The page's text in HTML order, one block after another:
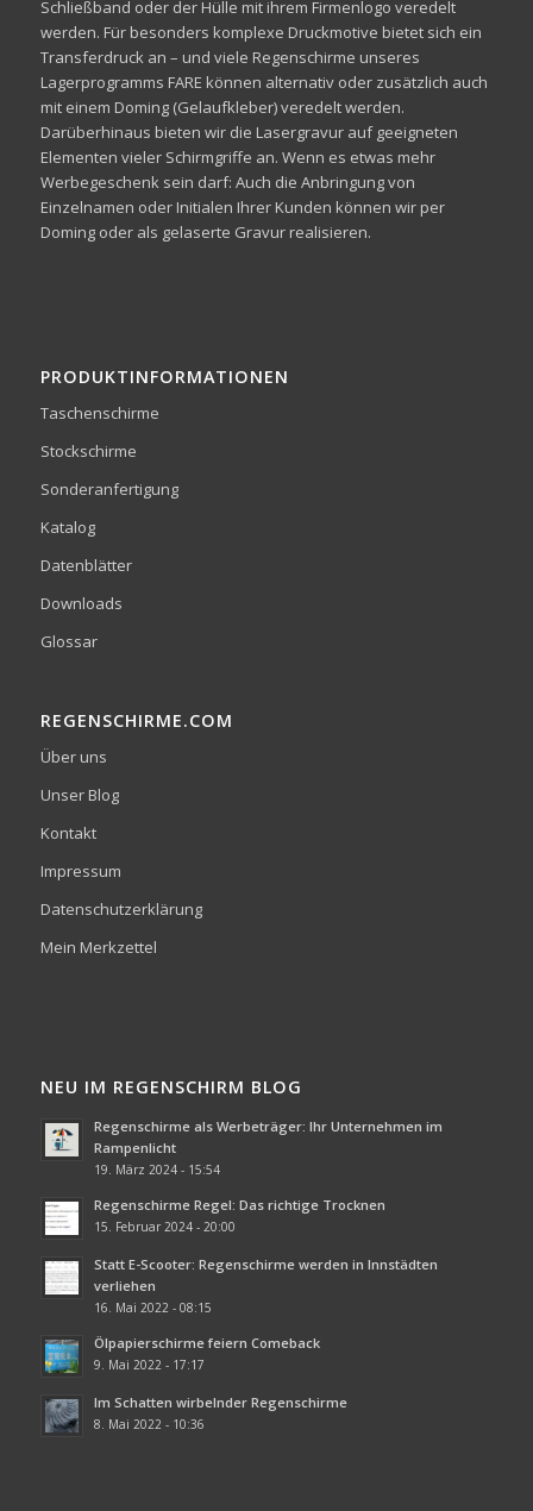
Schließband oder der Hülle mit ihrem Firmenlogo veredelt
werden. Für besonders komplexe Druckmotive bietet sich ein
Transferdruck an – und viele Regenschirme unseres
Lagerprogramms FARE können alternativ oder zusätzlich auch
mit einem Doming (Gelaufkleber) veredelt werden.
Darüberhinaus bieten wir die Lasergravur auf geeigneten
Elementen vieler Schirmgriffe an. Wenn es etwas mehr
Werbegeschenk sein darf: Auch die Anbringung von
Einzelnamen oder Initialen Ihrer Kunden können wir per
Doming oder als gelaserte Gravur realisieren.
PRODUKTINFORMATIONEN
Taschenschirme
Stockschirme
Sonderanfertigung
Katalog
Datenblätter
Downloads
Glossar
REGENSCHIRME.COM
Über uns
Unser Blog
Kontakt
Impressum
Datenschutzerklärung
Mein Merkzettel
NEU IM REGENSCHIRM BLOG
Regenschirme als Werbeträger: Ihr Unternehmen im
Rampenlicht
19. März 2024 - 15:54
Regenschirme Regel: Das richtige Trocknen
15. Februar 2024 - 20:00
Statt E-Scooter: Regenschirme werden in Innstädten
verliehen
16. Mai 2022 - 08:15
Ölpapierschirme feiern Comeback
9. Mai 2022 - 17:17
Im Schatten wirbelnder Regenschirme
8. Mai 2022 - 10:36